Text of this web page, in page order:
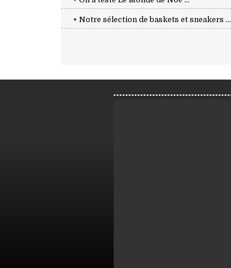
+ Notre sélection de baskets et sneakers ...